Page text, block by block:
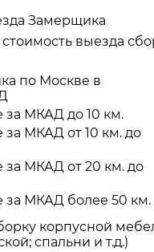
Замерщика
выезда
по Москве в
за МКАД до 10 км.
за МКАД от 10 км. до
за МКАД от 20 км. до
за МКАД более 50 км.
корпусной
спальни и т.д.)